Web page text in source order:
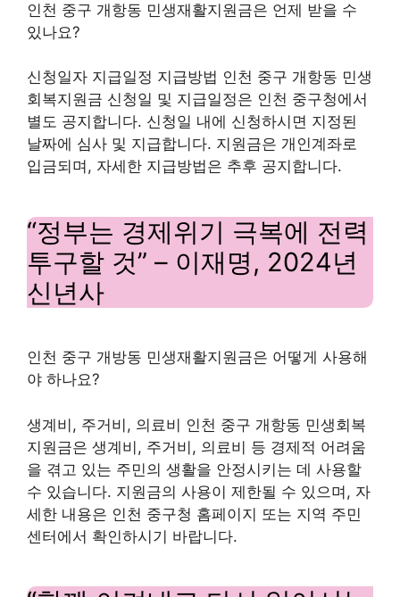
인천 중구 개항동 민생재활지원금은 언제 받을 수
있나요?
신청일자 지급일정 지급방법 인천 중구 개항동 민생
회복지원금 신청일 및 지급일정은 인천 중구청에서
별도 공지합니다. 신청일 내에 신청하시면 지정된
날짜에 심사 및 지급합니다. 지원금은 개인계좌로
입금되며, 자세한 지급방법은 추후 공지합니다.
“정부는 경제위기 극복에 전력
투구할 것” – 이재명, 2024년
신년사
인천 중구 개방동 민생재활지원금은 어떻게 사용해
야 하나요?
생계비, 주거비, 의료비 인천 중구 개항동 민생회복
지원금은 생계비, 주거비, 의료비 등 경제적 어려움
을 겪고 있는 주민의 생활을 안정시키는 데 사용할
수 있습니다. 지원금의 사용이 제한될 수 있으며, 자
세한 내용은 인천 중구청 홈페이지 또는 지역 주민
센터에서 확인하시기 바랍니다.